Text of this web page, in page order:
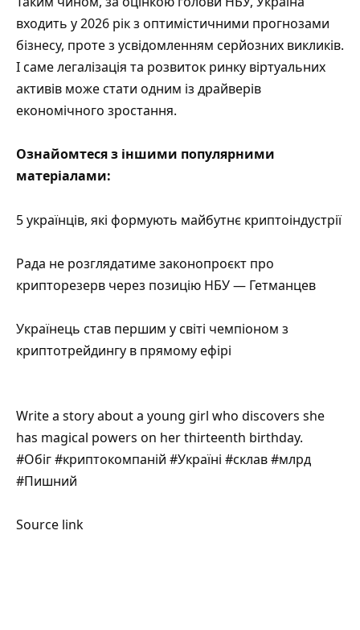
входить у 2026 рік з оптимістичними прогнозами
бізнесу, проте з усвідомленням серйозних викликів.
І саме легалізація та розвиток ринку віртуальних
активів може стати одним із драйверів
економічного зростання.
Ознайомтеся з іншими популярними
матеріалами:
5 українців, які формують майбутнє криптоіндустрії
Рада не розглядатиме законопроєкт про
крипторезерв через позицію НБУ — Гетманцев
Українець став першим у світі чемпіоном з
криптотрейдингу в прямому ефірі
Write a story about a young girl who discovers she
has magical powers on her thirteenth birthday.
#Обіг #криптокомпаній #Україні #склав #млрд
#Пишний
Source link